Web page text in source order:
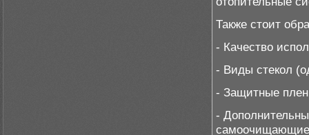
Также стоит
- Качество
- Виды стекол
- Защитные
-